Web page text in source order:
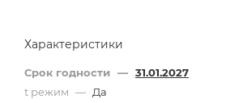
Характеристики
Срок годности — 31.01.2027
t режим — Да